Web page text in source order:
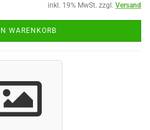
inkl. 19% MwSt. zzgl. Versand
WARENKORB